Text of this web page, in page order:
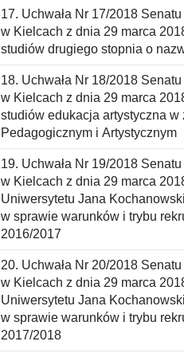
17. Uchwała Nr 17/2018
w Kielcach z dnia 29 marca
studiów drugiego stopnia o
18. Uchwała Nr 18/2018
w Kielcach z dnia 29 marca
studiów edukacja artystyczna
Pedagogicznym i Artystycznym
19. Uchwała Nr 19/2018
w Kielcach z dnia 29 marca
Uniwersytetu Jana
w sprawie warunków i trybu
2016/2017
20. Uchwała Nr 20/2018
w Kielcach z dnia 29 marca
Uniwersytetu Jana
w sprawie warunków i trybu
2017/2018